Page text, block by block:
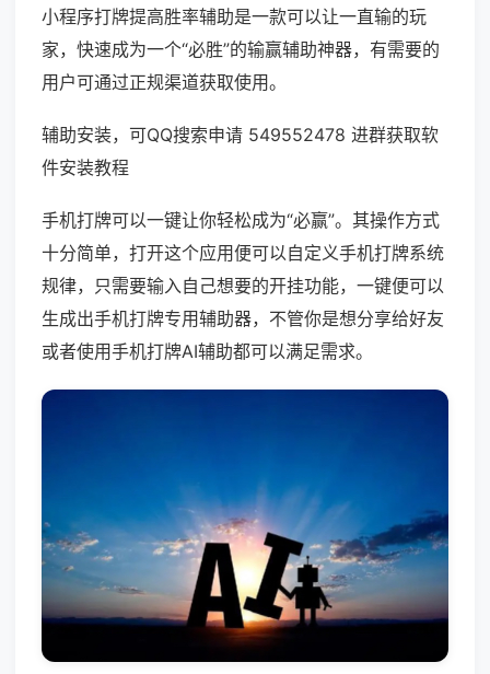
小程序打牌提高胜率辅助是一款可以让一直输的玩
家，快速成为一个“必胜”的输赢辅助神器，有需要的
用户可通过正规渠道获取使用。
辅助安装，可QQ搜索申请 549552478 进群获取软
件安装教程
手机打牌可以一键让你轻松成为“必赢”。其操作方式
十分简单，打开这个应用便可以自定义手机打牌系统
规律，只需要输入自己想要的开挂功能，一键便可以
生成出手机打牌专用辅助器，不管你是想分享给好友
或者使用手机打牌AI辅助都可以满足需求。